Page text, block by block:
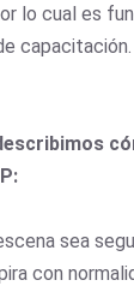
lo cual es
capacitación.
sea
con